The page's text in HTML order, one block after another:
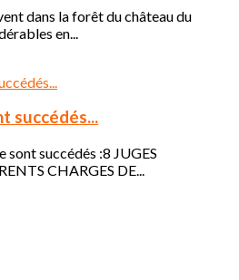
dans la forêt du château du
en...
succédés...
sont succédés :8 JUGES
CHARGES DE...